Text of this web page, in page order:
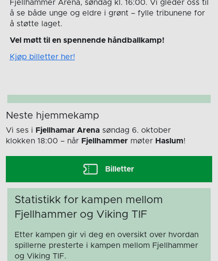
Fjellhammer Arena, søndag kl. 16:00. Vi gleder oss til
å se både unge og eldre i grønt – fylle tribunene for
å støtte laget.
Vel møtt til en spennende håndballkamp!
Kjøp billetter her!
Neste hjemmekamp
Vi ses i Fjellhamar Arena søndag 6. oktober
klokken 18:00 – når Fjellhammer møter Haslum!
Billetter
Statistikk for kampen mellom
Fjellhammer og Viking TIF
Etter kampen gir vi deg en oversikt over hvordan
spillerne presterte i kampen mellom Fjellhammer
og Viking TIF.